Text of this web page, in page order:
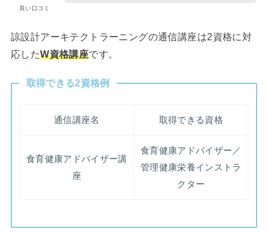
良い口コミ
諒設計アーキテクトラーニングの通信講座は2資格に対
応したW資格講座です。
取得できる2資格例
通信講座名 取得できる資格
食育健康アドバイザー講
座
食育健康アドバイザー／
管理健康栄養インストラ
クター